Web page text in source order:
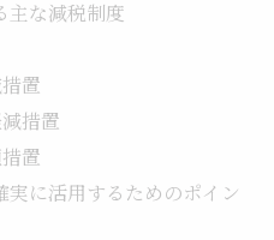
主な減税制度
置
措置
置
実に活用するためのポイン